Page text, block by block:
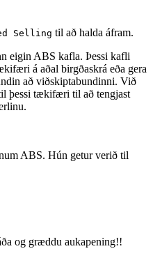
Selling til að halda áfram.
eigin ABS kafla. Þessi kafli
á aðal birgðaskrá eða gera
að viðskiptabundinni. Við
þessi tækifæri til að tengjast
ABS. Hún getur verið til
og græddu aukapening!!